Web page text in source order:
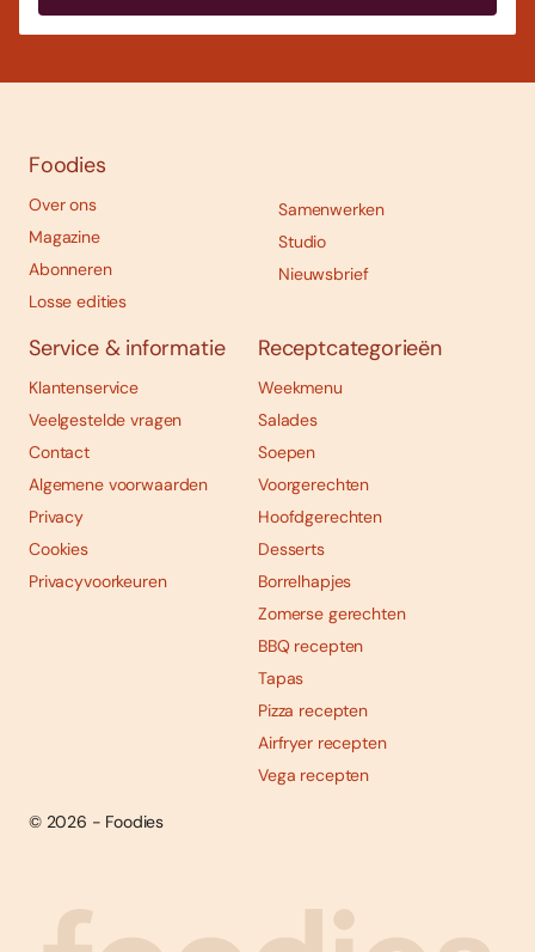
Abonneren
Foodies
Over ons
Magazine
Abonneren
Losse edities
Samenwerken
Studio
Nieuwsbrief
Service & informatie
Klantenservice
Veelgestelde vragen
Contact
Algemene voorwaarden
Privacy
Cookies
Privacyvoorkeuren
Receptcategorieën
Weekmenu
Salades
Soepen
Voorgerechten
Hoofdgerechten
Desserts
Borrelhapjes
Zomerse gerechten
BBQ recepten
Tapas
Pizza recepten
Airfryer recepten
Vega recepten
© 2026 - Foodies